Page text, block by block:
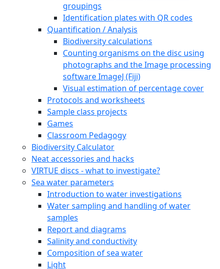
groupings
Identification plates with QR codes
Quantification / Analysis
Biodiversity calculations
Counting organisms on the disc using
photographs and the Image processing
software ImageJ (Fiji)
Visual estimation of percentage cover
Protocols and worksheets
Sample class projects
Games
Classroom Pedagogy
Biodiversity Calculator
Neat accessories and hacks
VIRTUE discs - what to investigate?
Sea water parameters
Introduction to water investigations
Water sampling and handling of water
samples
Report and diagrams
Salinity and conductivity
Composition of sea water
Light